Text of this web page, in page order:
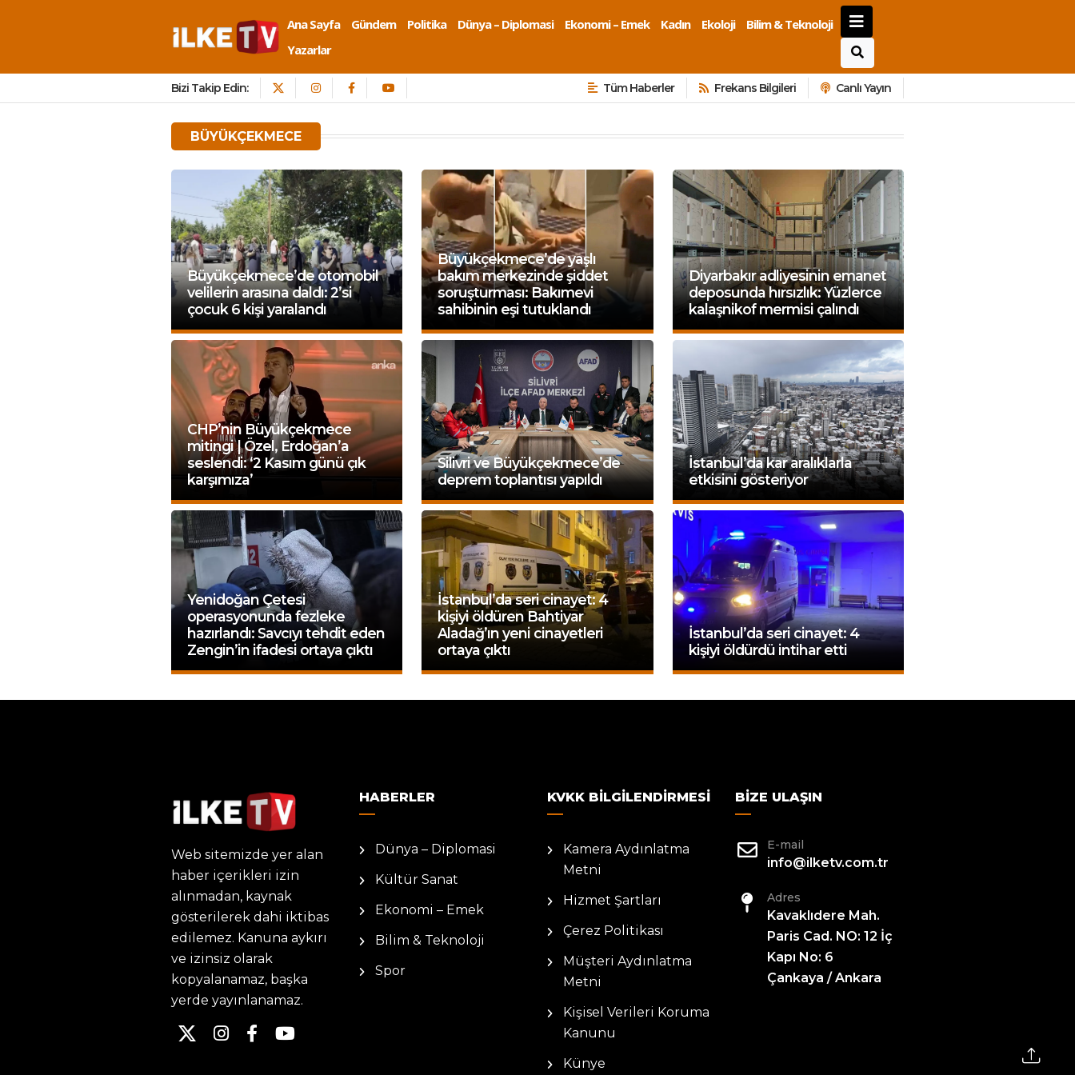
Ana Sayfa Gündem Politika Dünya – Diplomasi Ekonomi – Emek Kadın Ekoloji
Bilim & Teknoloji
Yazarlar
Bizi Takip Edin: Tüm Haberler Frekans Bilgileri Canlı Yayın
BÜYÜKÇEKMECE
Büyükçekmece’de otomobil
velilerin arasına daldı: 2’si
çocuk 6 kişi yaralandı
Büyükçekmece’de yaşlı
bakım merkezinde şiddet
soruşturması: Bakımevi
sahibinin eşi tutuklandı
Diyarbakır adliyesinin emanet
deposunda hırsızlık: Yüzlerce
kalaşnikof mermisi çalındı
CHP’nin Büyükçekmece
mitingi | Özel, Erdoğan’a
seslendi: ‘2 Kasım günü çık
karşımıza’
Silivri ve Büyükçekmece’de
deprem toplantısı yapıldı
İstanbul’da kar aralıklarla
etkisini gösteriyor
Yenidoğan Çetesi
operasyonunda fezleke
hazırlandı: Savcıyı tehdit eden
Zengin’in ifadesi ortaya çıktı
İstanbul’da seri cinayet: 4
kişiyi öldüren Bahtiyar
Aladağ’ın yeni cinayetleri
ortaya çıktı
İstanbul’da seri cinayet: 4
kişiyi öldürdü intihar etti
Web sitemizde yer alan
haber içerikleri izin
alınmadan, kaynak
gösterilerek dahi iktibas
edilemez. Kanuna aykırı
ve izinsiz olarak
kopyalanamaz, başka
yerde yayınlanamaz.
HABERLER
Dünya – Diplomasi
Kültür Sanat
Ekonomi – Emek
Bilim & Teknoloji
Spor
KVKK BILGILENDIRMESI
Kamera Aydınlatma
Metni
Hizmet Şartları
Çerez Politikası
Müşteri Aydınlatma
Metni
Kişisel Verileri Koruma
Kanunu
Künye
BIZE ULAŞIN
E-mail
info@ilketv.com.tr
Adres
Kavaklıdere Mah.
Paris Cad. NO: 12 İç
Kapı No: 6
Çankaya / Ankara